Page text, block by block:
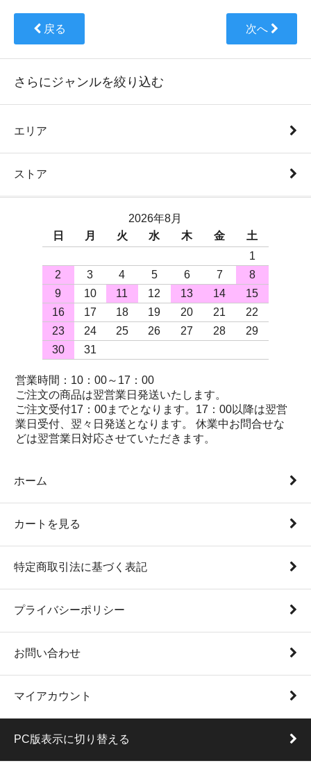
戻る 次へ
さらにジャンルを絞り込む
エリア
ストア
2026年8月
日
月 火 水 木 金
土
1
2
3 4 5 6 7
8
9
10 11 12 13 14
15
16
17 18 19 20 21
22
23
24 25 26 27 28
29
30
31
営業時間：10：00～17：00
ご注文の商品は翌営業日発送いたします。
ご注文受付17：00までとなります。17：00以降は翌営
業日受付、翌々日発送となります。 休業中お問合せな
どは翌営業日対応させていただきます。
ホーム
カートを見る
特定商取引法に基づく表記
プライバシーポリシー
お問い合わせ
マイアカウント
PC版表示に切り替える